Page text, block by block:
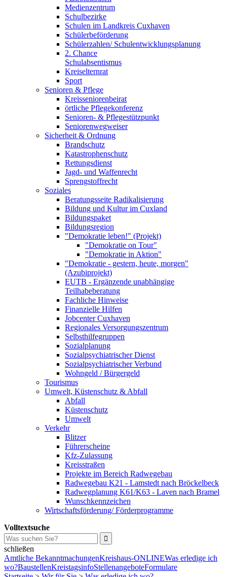
Medienzentrum
Schulbezirke
Schulen im Landkreis Cuxhaven
Schülerbeförderung
Schülerzahlen/ Schulentwicklungsplanung
2. Chance
Schulabsentismus
Kreiselternrat
Sport
Senioren & Pflege
Kreisseniorenbeirat
örtliche Pflegekonferenz
Senioren- & Pflegestützpunkt
Seniorenwegweiser
Sicherheit & Ordnung
Brandschutz
Katastrophenschutz
Rettungsdienst
Jagd- und Waffenrecht
Sprengstoffrecht
Soziales
Beratungsseite Radikalisierung
Bildung und Kultur im Cuxland
Bildungspaket
Bildungsregion
"Demokratie leben!" (Projekt)
"Demokratie on Tour"
"Demokratie in Aktion"
"Demokratie - gestern, heute, morgen"
(Azubiprojekt)
EUTB - Ergänzende unabhängige
Teilhabeberatung
Fachliche Hinweise
Finanzielle Hilfen
Jobcenter Cuxhaven
Regionales Versorgungszentrum
Selbsthilfegruppen
Sozialplanung
Sozialpsychiatrischer Dienst
Sozialpsychiatrischer Verbund
Wohngeld / Bürgergeld
Tourismus
Umwelt, Küstenschutz & Abfall
Abfall
Küstenschutz
Umwelt
Verkehr
Blitzer
Führerscheine
Kfz-Zulassung
Kreisstraßen
Projekte im Bereich Radwegebau
Radwegebau K21 - Lamstedt nach Bröckelbeck
Radwegplanung K61/K63 - Laven nach Bramel
Wunschkennzeichen
Wirtschaftsförderung/ Förderprogramme
Volltextsuche
schließen
Amtliche BekanntmachungenKreishaus-ONLINEWas erledige ich
wo?BaustellenKreistagsinfoStellenangeboteFormulare